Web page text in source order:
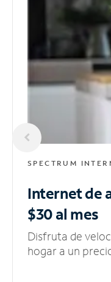
SPECTRUM
Internet de
$30 al mes
Disfruta de
hogar a un